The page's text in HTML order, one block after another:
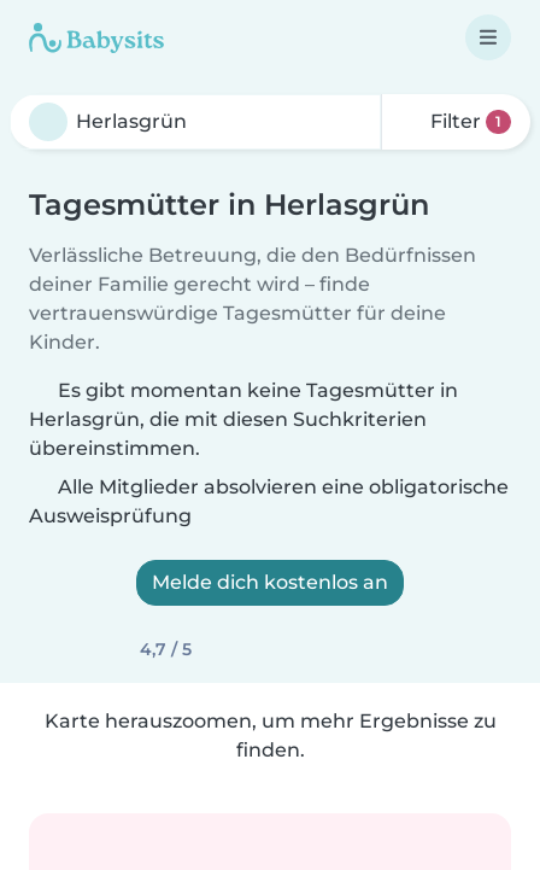
Filter 1
Tagesmütter in Herlasgrün
Verlässliche Betreuung, die den Bedürfnissen
deiner Familie gerecht wird – finde
vertrauenswürdige Tagesmütter für deine
Kinder.
Es gibt momentan keine Tagesmütter in
Herlasgrün, die mit diesen Suchkriterien
übereinstimmen.
Alle Mitglieder absolvieren eine obligatorische
Ausweisprüfung
Melde dich kostenlos an
4,7 / 5
Karte herauszoomen, um mehr Ergebnisse zu
finden.